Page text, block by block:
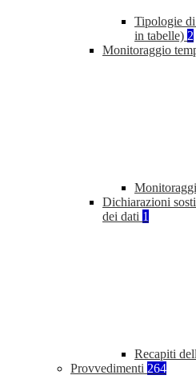
Tipologie
in tabelle) 2
Monitoraggio
Dichiarazioni
dei dati 1
Recapiti
Provvedimenti 264